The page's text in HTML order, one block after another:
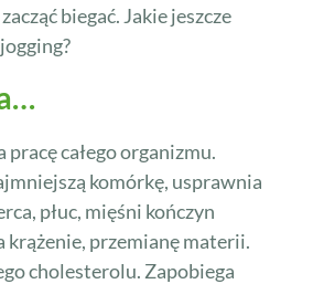
biegać. Jakie jeszcze
całego organizmu.
komórkę, usprawnia
płuc, mięśni kończyn
krążenie, przemianę materii.
cholesterolu. Zapobiega